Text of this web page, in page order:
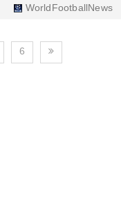
WorldFootballNews
6